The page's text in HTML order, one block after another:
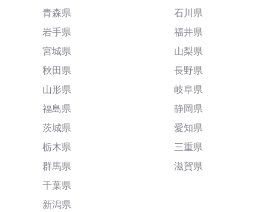
青森県
岩手県
宮城県
秋田県
山形県
福島県
茨城県
栃木県
群馬県
千葉県
新潟県
石川県
福井県
山梨県
長野県
岐阜県
静岡県
愛知県
三重県
滋賀県